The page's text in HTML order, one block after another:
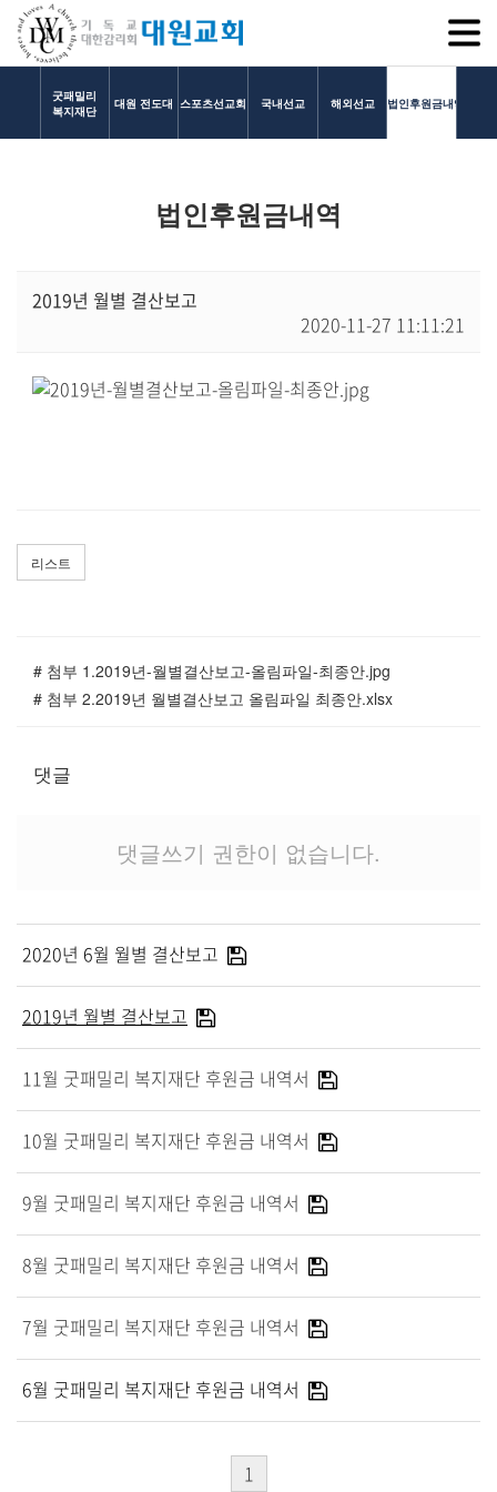
연혁
2010~2019
사역자
장로
금광동-은행동
수정구
태전동
분당,도촌동
말씀과 찬양
주일설교
Hiel Worship
교육과 훈련
교회학교
영아부
유치부
유년부
초등부
청소년부
굿패밀리
복지재단
대원 전도대 스포츠선교회 국내선교 해외선교 법인후원금내역
법인후원금내역
2019년 월별 결산보고
2020-11-27 11:11:21
리스트
# 첨부 1.2019년-월별결산보고-올림파일-최종안.jpg
# 첨부 2.2019년 월별결산보고 올림파일 최종안.xlsx
댓글
댓글쓰기 권한이 없습니다.
2020년 6월 월별 결산보고
2019년 월별 결산보고
11월 굿패밀리 복지재단 후원금 내역서
10월 굿패밀리 복지재단 후원금 내역서
9월 굿패밀리 복지재단 후원금 내역서
8월 굿패밀리 복지재단 후원금 내역서
7월 굿패밀리 복지재단 후원금 내역서
6월 굿패밀리 복지재단 후원금 내역서
1